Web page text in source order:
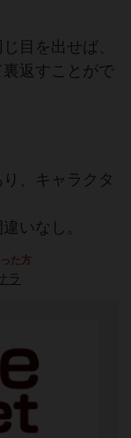
目を出せば、
返すことがで
、キャラクタ
いなし。
た方
ラ